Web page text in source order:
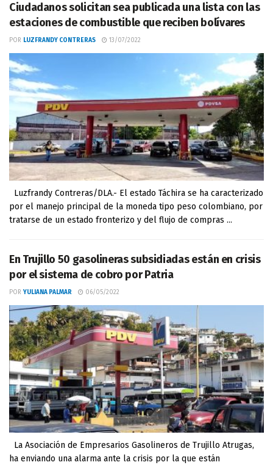
Ciudadanos solicitan sea publicada una lista con las
estaciones de combustible que reciben bolívares
POR LUZFRANDY CONTRERAS 13/07/2022
Luzfrandy Contreras/DLA.- El estado Táchira se ha caracterizado
por el manejo principal de la moneda tipo peso colombiano, por
tratarse de un estado fronterizo y del flujo de compras ...
En Trujillo 50 gasolineras subsidiadas están en crisis
por el sistema de cobro por Patria
POR YULIANA PALMAR 06/05/2022
La Asociación de Empresarios Gasolineros de Trujillo Atrugas,
ha enviando una alarma ante la crisis por la que están